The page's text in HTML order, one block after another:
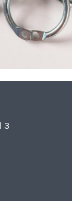
3